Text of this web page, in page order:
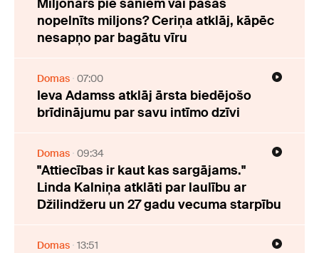
Miljonārs pie sāniem vai pašas
nopelnīts miljons? Ceriņa atklāj, kāpēc
nesapņo par bagātu vīru
Domas 07:00
Ieva Adamss atklāj ārsta biedējošo
brīdinājumu par savu intīmo dzīvi
Domas 09:34
"Attiecības ir kaut kas sargājams."
Linda Kalniņa atklāti par laulību ar
Džilindžeru un 27 gadu vecuma starpību
Domas 13:51